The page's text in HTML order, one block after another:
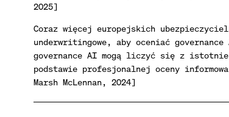
2025]
Coraz więcej europejskich
underwritingowe, aby oceniać
governance AI mogą liczyć się z istotnie
podstawie profesjonalnej oceny
Marsh McLennan, 2024]